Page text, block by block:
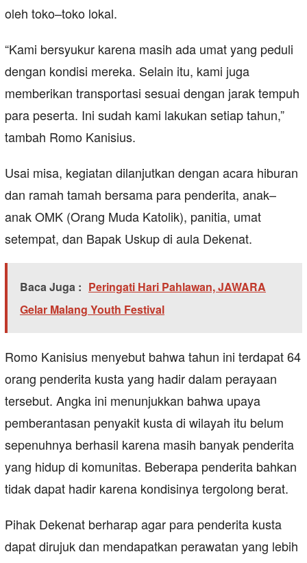
oleh toko–toko lokal.
“Kami bersyukur karena masih ada umat yang peduli
dengan kondisi mereka. Selain itu, kami juga
memberikan transportasi sesuai dengan jarak tempuh
para peserta. Ini sudah kami lakukan setiap tahun,”
tambah Romo Kanisius.
Usai misa, kegiatan dilanjutkan dengan acara hiburan
dan ramah tamah bersama para penderita, anak–
anak OMK (Orang Muda Katolik), panitia, umat
setempat, dan Bapak Uskup di aula Dekenat.
Baca Juga : Peringati Hari Pahlawan, JAWARA
Gelar Malang Youth Festival
Romo Kanisius menyebut bahwa tahun ini terdapat 64
orang penderita kusta yang hadir dalam perayaan
tersebut. Angka ini menunjukkan bahwa upaya
pemberantasan penyakit kusta di wilayah itu belum
sepenuhnya berhasil karena masih banyak penderita
yang hidup di komunitas. Beberapa penderita bahkan
tidak dapat hadir karena kondisinya tergolong berat.
Pihak Dekenat berharap agar para penderita kusta
dapat dirujuk dan mendapatkan perawatan yang lebih